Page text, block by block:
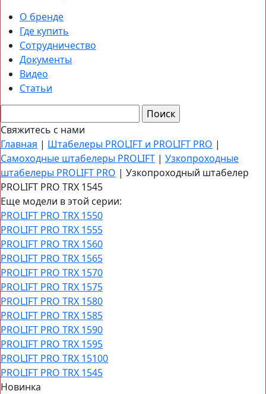
О бренде
Где купить
Сотрудничество
Документы
Видео
Статьи
Свяжитесь с нами
Главная | Штабелеры PROLIFT и PROLIFT PRO |
Самоходные штабелеры PROLIFT | Узкопроходные
штабелеры PROLIFT PRO | Узкопроходный штабелер
PROLIFT PRO TRX 1545
Еще модели в этой серии:
PROLIFT PRO TRX 1550
PROLIFT PRO TRX 1555
PROLIFT PRO TRX 1560
PROLIFT PRO TRX 1565
PROLIFT PRO TRX 1570
PROLIFT PRO TRX 1575
PROLIFT PRO TRX 1580
PROLIFT PRO TRX 1585
PROLIFT PRO TRX 1590
PROLIFT PRO TRX 1595
PROLIFT PRO TRX 15100
PROLIFT PRO TRX 1545
Новинка